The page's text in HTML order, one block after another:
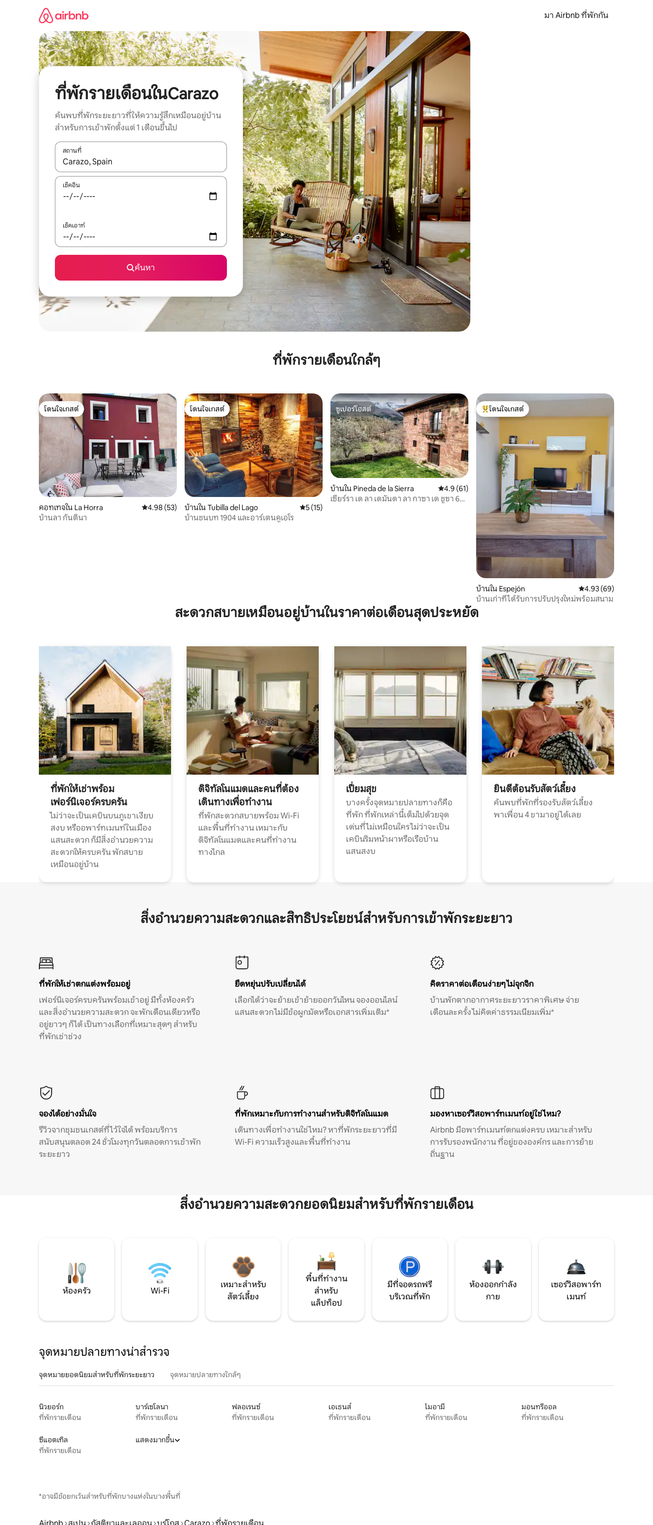
มา Airbnb ที่พักกัน
ที่พักรายเดือนในCarazo
ค้นพบที่พักระยะยาวที่ให้ความรู้สึกเหมือนอยู่บ้าน
สำหรับการเข้าพักตั้งแต่ 1 เดือนขึ้นไป
สถานที่
ใช้ลูกศรขึ้นลง หรือใช้การสัมผัสหรือปัด เพื่อสำรวจผลการค้นหา
เช็คอิน
เช็คเอาท์
ค้นหา
ที่พักรายเดือนใกล้ๆ
โดนใจเกสต์
โดนใจเกสต์
คอทเทจใน La Horra คะแนนเฉลี่ย 4.98 จาก 5, 53 รีวิว
4.98 (53)
บ้านลา กันตินา
โดนใจเกสต์
โดนใจเกสต์
บ้านใน Tubilla del Lago คะแนนเฉลี่ย 5 จาก 5, 15 รีวิว
5 (15)
บ้านชนบท 1904 และอาร์เตนคูเอโร
ซูเปอร์โฮสต์
ซูเปอร์โฮสต์
บ้านใน Pineda de la Sierra คะแนนเฉลี่ย 4.9 จาก 5, 61 รีวิว
4.9 (61)
เซียร์รา เด ลา เดมันดา ลา กาซา เด ชูซา 6
โดนใจเกสต์ที่สุด
โดนใจเกสต์
บ้านใน Espejón คะแนนเฉลี่ย 4.93 จาก
4.93 (69)
บ้านเก่าที่ได้รับการปรับปรุงใหม่พร้อมสนาม
สะดวกสบายเหมือนอยู่บ้านในราคาต่อเดือนสุดประหยัด
ที่พักให้เช่าพร้อม
เฟอร์นิเจอร์ครบครัน
ไม่ว่าจะเป็นเคบินบนภูเขาเงียบ
สงบ หรืออพาร์ทเมนท์ในเมือง
แสนสะดวก ก็มีสิ่งอำนวยความ
สะดวกให้ครบครัน พักสบาย
เหมือนอยู่บ้าน
ดิจิทัลโนแมดและคนที่ต้อง
เดินทางเพื่อทำงาน
ที่พักสะดวกสบายพร้อม Wi-Fi
และพื้นที่ทำงาน เหมาะกับ
ดิจิทัลโนแมดและคนที่ทำงาน
ทางไกล
เปี่ยมสุข
บางครั้งจุดหมายปลายทางก็คือ
ที่พัก ที่พักเหล่านี้เต็มไปด้วยจุด
เด่นที่ไม่เหมือนใคร ไม่ว่าจะเป็น
เคบินริมหน้าผาหรือเรือบ้าน
แสนสงบ
ยินดีต้อนรับสัตว์เลี้ยง
ค้นพบที่พักที่รองรับสัตว์เลี้ยง
พาเพื่อน 4 ขามาอยู่ได้เลย
สิ่งอำนวยความสะดวกและสิทธิประโยชน์สำหรับการเข้าพักระยะยาว
ที่พักให้เช่าตกแต่งพร้อมอยู่
เฟอร์นิเจอร์ครบครันพร้อมเข้าอยู่ มีทั้งห้องครัว
และสิ่งอำนวยความสะดวก จะพักเดือนเดียวหรือ
อยู่ยาวๆ ก็ได้ เป็นทางเลือกที่เหมาะสุดๆ สำหรับ
ที่พักเช่าช่วง
ยืดหยุ่นปรับเปลี่ยนได้
เลือกได้ว่าจะย้ายเข้าย้ายออกวันไหน จองออนไลน์
แสนสะดวก ไม่มีข้อผูกมัดหรือเอกสารเพิ่มเติม*
คิดราคาต่อเดือนง่ายๆ ไม่จุกจิก
บ้านพักตากอากาศระยะยาวราคาพิเศษ จ่าย
เดือนละครั้ง ไม่คิดค่าธรรมเนียมเพิ่ม*
จองได้อย่างมั่นใจ
รีวิวจากชุมชนเกสต์ที่ไว้ใจได้ พร้อมบริการ
สนับสนุนตลอด 24 ชั่วโมงทุกวันตลอดการเข้าพัก
ระยะยาว
ที่พักเหมาะกับการทำงานสำหรับดิจิทัลโนแมด
เดินทางเพื่อทำงานใช่ไหม? หาที่พักระยะยาวที่มี
Wi-Fi ความเร็วสูงและพื้นที่ทำงาน
มองหาเซอร์วิสอพาร์ทเมนท์อยู่ใช่ไหม?
Airbnb มีอพาร์ทเมนท์ตกแต่งครบ เหมาะสำหรับ
การรับรองพนักงาน ที่อยู่ขององค์กร และการย้าย
ถิ่นฐาน
สิ่งอำนวยความสะดวกยอดนิยมสำหรับที่พักรายเดือน
ห้องครัว Wi-Fi
เหมาะสำหรับ
สัตว์เลี้ยง
พื้นที่ทำงาน
สำหรับ
แล็ปท็อป
มีที่จอดรถฟรี
บริเวณที่พัก
ห้องออกกำลัง
กาย
เซอร์วิสอพาร์ท
เมนท์
จุดหมายปลายทางน่าสำรวจ
จุดหมายยอดนิยมสำหรับที่พักระยะยาว จุดหมายปลายทางใกล้ๆ
นิวยอร์ก
ที่พักรายเดือน
บาร์เซโลนา
ที่พักรายเดือน
ฟลอเรนซ์
ที่พักรายเดือน
เอเธนส์
ที่พักรายเดือน
ไมอามี
ที่พักรายเดือน
มอนทรีออล
ที่พักรายเดือน
ซีแอตเทิล
ที่พักรายเดือน
แสดงมากขึ้น
*อาจมีข้อยกเว้นสำหรับที่พักบางแห่งในบางพื้นที่